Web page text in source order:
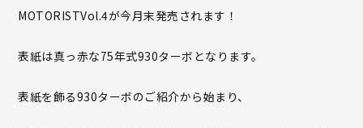
MOTORISTVol.4が今月末発売されます！
表紙は真っ赤な75年式930ターボとなります。
表紙を飾る930ターボのご紹介から始まり、